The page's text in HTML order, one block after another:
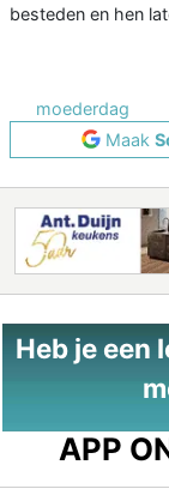
besteden en hen
moederdag
Maak
Heb je een
APP